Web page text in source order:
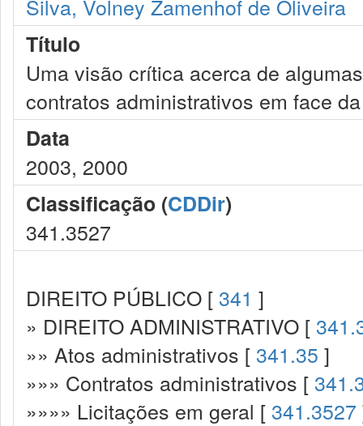
Silva, Volney Zamenhof de Oliveira
Título
Uma visão crítica acerca de
contratos administrativos em face
Data
2003, 2000
Classificação (CDDir)
341.3527
DIREITO PÚBLICO [ 341 ]
» DIREITO ADMINISTRATIVO [
»» Atos administrativos [ 341.35 ]
»»» Contratos administrativos [
»»»» Licitações em geral [ 341.3527